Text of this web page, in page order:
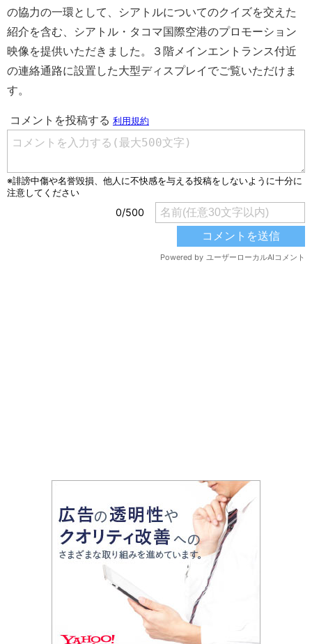
の協力の一環として、シアトルについてのクイズを交えた
紹介を含む、シアトル・タコマ国際空港のプロモーション
映像を提供いただきました。３階メインエントランス付近
の連絡通路に設置した大型ディスプレイでご覧いただけま
す。